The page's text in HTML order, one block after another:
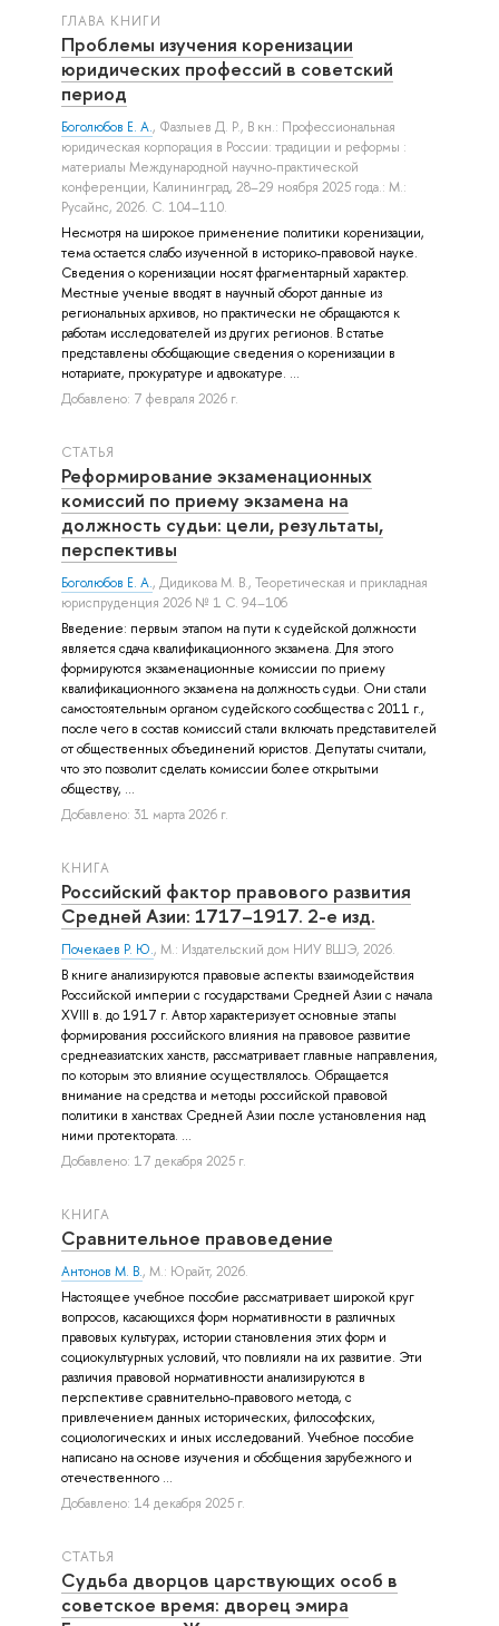
ГЛАВА КНИГИ
Проблемы изучения коренизации
юридических профессий в советский
период
Боголюбов Е. А., Фазлыев Д. Р., В кн.: Профессиональная
юридическая корпорация в России: традиции и реформы :
материалы Международной научно-практической
конференции, Калининград, 28–29 ноября 2025 года.: М.:
Русайнс, 2026. С. 104–110.
Несмотря на широкое применение политики коренизации,
тема остается слабо изученной в историко-правовой науке.
Сведения о коренизации носят фрагментарный характер.
Местные ученые вводят в научный оборот данные из
региональных архивов, но практически не обращаются к
работам исследователей из других регионов. В статье
представлены обобщающие сведения о коренизации в
нотариате, прокуратуре и адвокатуре. ...
Добавлено: 7 февраля 2026 г.
СТАТЬЯ
Реформирование экзаменационных
комиссий по приему экзамена на
должность судьи: цели, результаты,
перспективы
Боголюбов Е. А., Дидикова М. В., Теоретическая и прикладная
юриспруденция 2026 № 1 С. 94–106
Введение: первым этапом на пути к судейской должности
является сдача квалификационного экзамена. Для этого
формируются экзаменационные комиссии по приему
квалификационного экзамена на должность судьи. Они стали
самостоятельным органом судейского сообщества с 2011 г.,
после чего в состав комиссий стали включать представителей
от общественных объединений юристов. Депутаты считали,
что это позволит сделать комиссии более открытыми
обществу, ...
Добавлено: 31 марта 2026 г.
КНИГА
Российский фактор правового развития
Средней Азии: 1717–1917. 2-е изд.
Почекаев Р. Ю., М.: Издательский дом НИУ ВШЭ, 2026.
В книге анализируются правовые аспекты взаимодействия
Российской империи с государствами Средней Азии с начала
XVIII в. до 1917 г. Автор характеризует основные этапы
формирования российского влияния на правовое развитие
среднеазиатских ханств, рассматривает главные направления,
по которым это влияние осуществлялось. Обращается
внимание на средства и методы российской правовой
политики в ханствах Средней Азии после установления над
ними протектората. ...
Добавлено: 17 декабря 2025 г.
КНИГА
Сравнительное правоведение
Антонов М. В., М.: Юрайт, 2026.
Настоящее учебное пособие рассматривает широкой круг
вопросов, касающихся форм нормативности в различных
правовых культурах, истории становления этих форм и
социокультурных условий, что повлияли на их развитие. Эти
различия правовой нормативности анализируются в
перспективе сравнительно-правового метода, с
привлечением данных исторических, философских,
социологических и иных исследований. Учебное пособие
написано на основе изучения и обобщения зарубежного и
отечественного ...
Добавлено: 14 декабря 2025 г.
СТАТЬЯ
Судьба дворцов царствующих особ в
советское время: дворец эмира